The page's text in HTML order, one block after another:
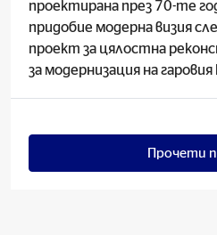
проектирана през 70-те
придобие модерна визия
проект за цялостна
за модернизация на
Прочети